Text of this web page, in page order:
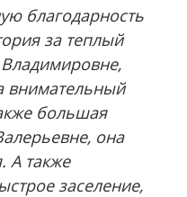
благодарность
за теплый
внимательный
большая
она
А также
заселение,